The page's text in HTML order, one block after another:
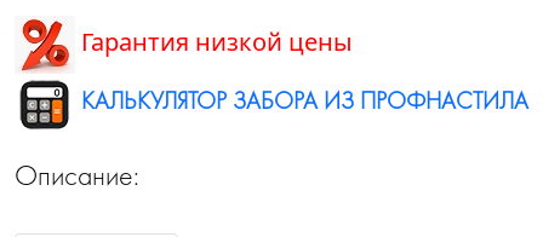
Гарантия низкой цены
КАЛЬКУЛЯТОР ЗАБОРА ИЗ ПРОФНАСТИЛА
Описание: